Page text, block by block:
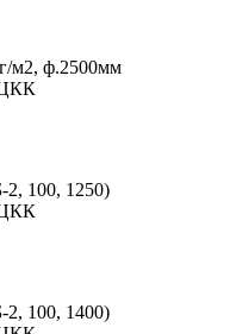
м2, ф.2500мм
ЦКК
2, 100, 1250)
ЦКК
2, 100, 1400)